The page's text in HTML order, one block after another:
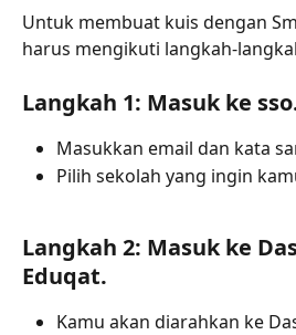
Untuk membuat kuis dengan
harus mengikuti langkah-
Langkah 1: Masuk ke
Masukkan email dan kata
Pilih sekolah yang ingin
Langkah 2: Masuk ke
Eduqat.
Kamu akan diarahkan ke